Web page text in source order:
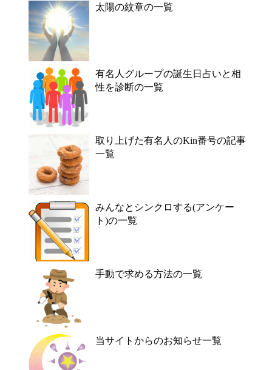
太陽の紋章の一覧
有名人グループの誕生日占いと相
性を診断の一覧
取り上げた有名人のKin番号の記事
一覧
みんなとシンクロする(アンケー
ト)の一覧
手動で求める方法の一覧
当サイトからのお知らせ一覧